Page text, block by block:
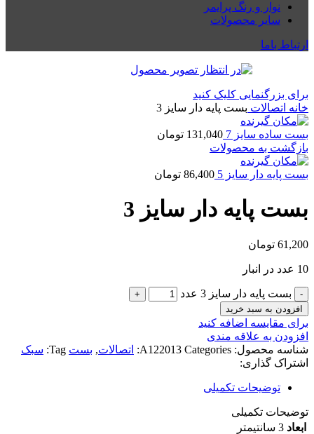
نوار و رنگ پرایمر
سایر محصولات
ارتباط باما
برای بزرگنمایی کلیک کنید
خانه اتصالات بست پایه دار سایز 3
بست ساده سایز 7 131,040 تومان
بازگشت به محصولات
بست پایه دار سایز 5 86,400 تومان
بست پایه دار سایز 3
61,200 تومان
10 عدد در انبار
بست پایه دار سایز 3 عدد
افزودن به سبد خرید
برای مقایسه اضافه کنید
افزودن به علاقه مندی
شناسه محصول:
A122013 Categories: اتصالات, بست Tag: سبک
اشتراک گذاری:
توضیحات تکمیلی
توضیحات تکمیلی
ابعاد 3 سانتیمتر